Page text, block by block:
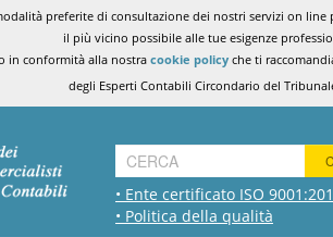
preferite di consultazione dei nostri servizi on
il più vicino possibile alle tue esigenze
in conformità alla nostra cookie policy che ti
degli Esperti Contabili Circondario del
• Ente certificato ISO
• Politica della qualità